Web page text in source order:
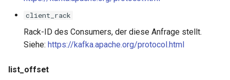
client_rack
Rack-ID des Consumers, der diese Anfrage stellt.
Siehe: https://kafka.apache.org/protocol.html
list_offset